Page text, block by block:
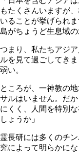
もたくさんいますが
いることが挙げられ
島がちょうど生息域の
つまり、私たちアジ
ルを見て過ごしてき
弱い。
ところが、一神教の
サルはいません。だ
にくく、人間を特別
しょうか」
霊長研には多くのチ
究によって明らかに